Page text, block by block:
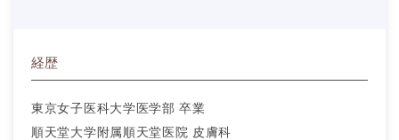
経歴
東京女子医科大学医学部 卒業
順天堂大学附属順天堂医院 皮膚科